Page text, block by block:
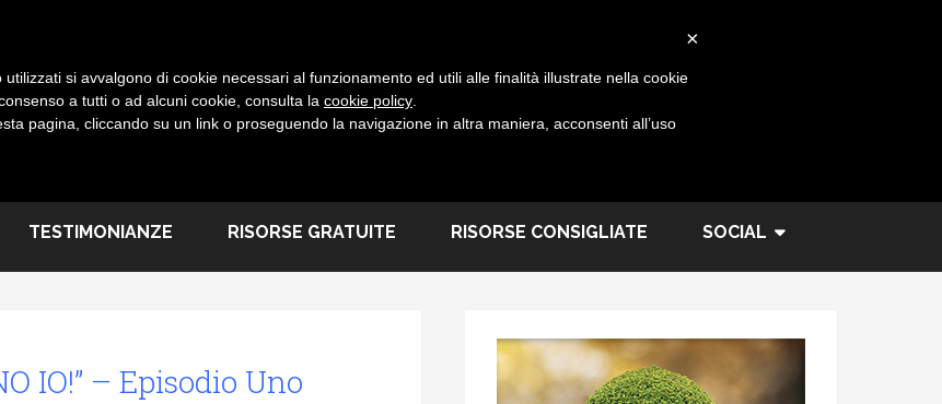
MERENDA
IL MARKETING PROFESSIONALE
TESTIMONIANZE RISORSE GRATUITE RISORSE CONSIGLIATE SOCIAL
IO!” – Episodio Uno
×
si avvalgono di cookie necessari al funzionamento ed utili alle finalità illustrate nella cookie
a tutti o ad alcuni cookie, consulta la cookie policy
pagina, cliccando su un link o proseguendo la navigazione in altra maniera, acconsenti all’uso